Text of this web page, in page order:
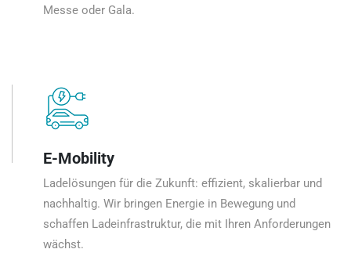
Messe oder Gala.
E-Mobility
Ladelösungen für die Zukunft: effizient, skalierbar und
nachhaltig. Wir bringen Energie in Bewegung und
schaffen Ladeinfrastruktur, die mit Ihren Anforderungen
wächst.